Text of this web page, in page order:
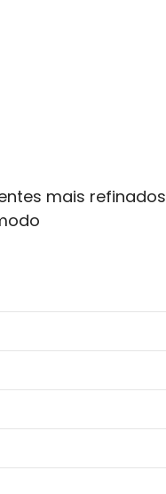
mais refinados